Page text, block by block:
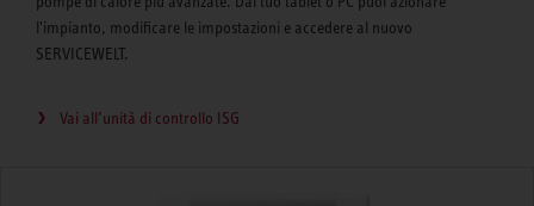
l'impianto, modificare le impostazioni e accedere al nuovo
SERVICEWELT.
Vai all’unità di controllo ISG